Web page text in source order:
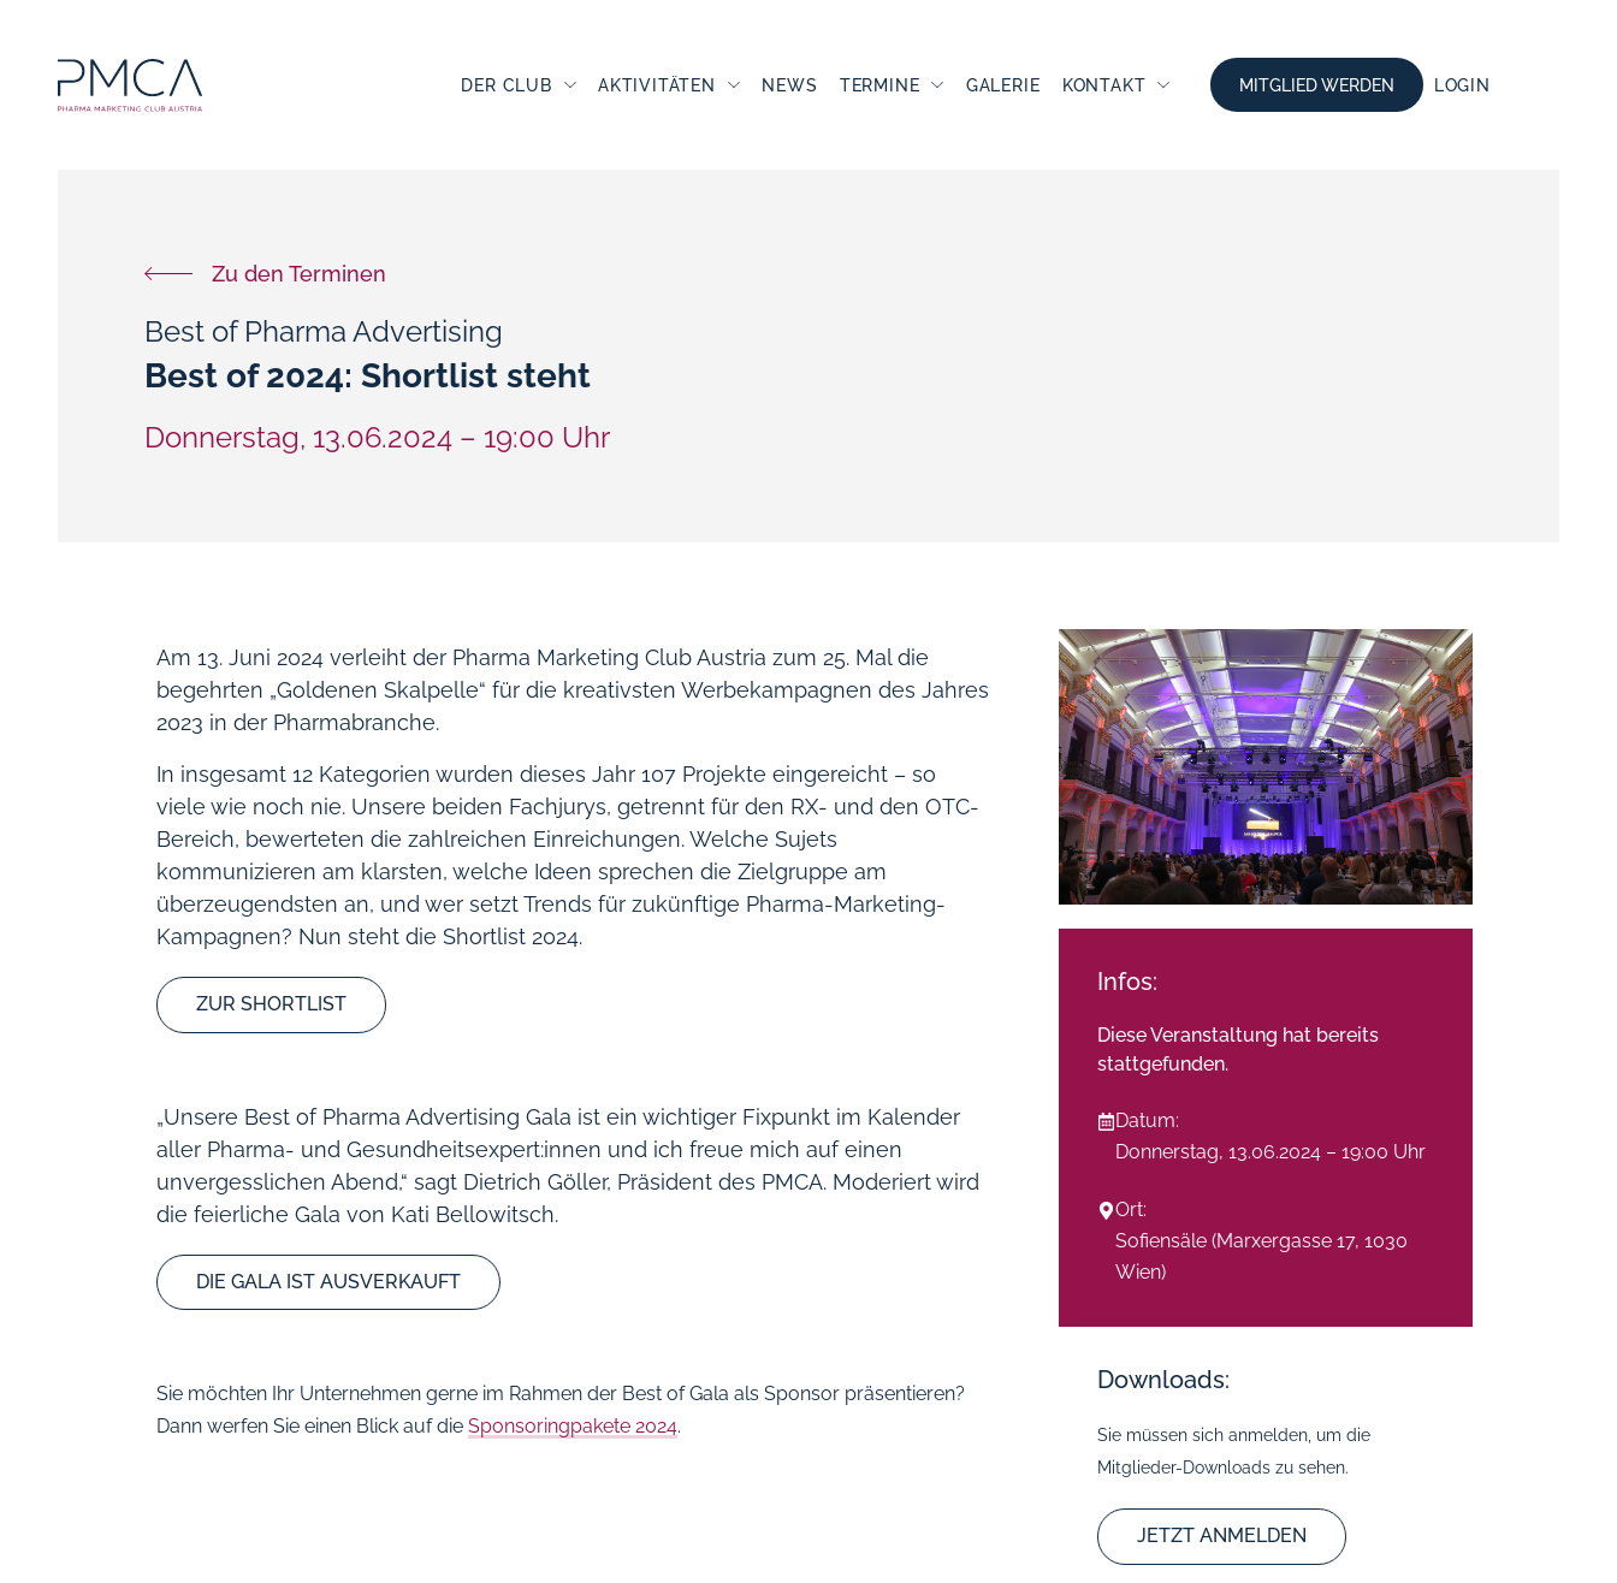
DER CLUB AKTIVITÄTEN NEWS TERMINE GALERIE KONTAKT MITGLIED WERDEN LOGIN
Zu den Terminen
Best of Pharma Advertising
Best of 2024: Shortlist steht
Donnerstag, 13.06.2024 – 19:00 Uhr
Am 13. Juni 2024 verleiht der Pharma Marketing Club Austria zum 25. Mal die
begehrten „Goldenen Skalpelle“ für die kreativsten Werbekampagnen des Jahres
2023 in der Pharmabranche.
In insgesamt 12 Kategorien wurden dieses Jahr 107 Projekte eingereicht – so
viele wie noch nie. Unsere beiden Fachjurys, getrennt für den RX- und den OTC-
Bereich, bewerteten die zahlreichen Einreichungen. Welche Sujets
kommunizieren am klarsten, welche Ideen sprechen die Zielgruppe am
überzeugendsten an, und wer setzt Trends für zukünftige Pharma-Marketing-
Kampagnen? Nun steht die Shortlist 2024.
ZUR SHORTLIST
„Unsere Best of Pharma Advertising Gala ist ein wichtiger Fixpunkt im Kalender
aller Pharma- und Gesundheitsexpert:innen und ich freue mich auf einen
unvergesslichen Abend,“ sagt Dietrich Göller, Präsident des PMCA. Moderiert wird
die feierliche Gala von Kati Bellowitsch.
DIE GALA IST AUSVERKAUFT
Sie möchten Ihr Unternehmen gerne im Rahmen der Best of Gala als Sponsor präsentieren?
Dann werfen Sie einen Blick auf die Sponsoringpakete 2024.
Infos:
Diese Veranstaltung hat bereits
stattgefunden.
Datum:
Donnerstag,13.06.2024 –19:00 Uhr
Ort:
Sofiensäle (Marxergasse 17, 1030
Wien)
Downloads:
Sie müssen sich anmelden, um die
Mitglieder-Downloads zu sehen.
JETZT ANMELDEN